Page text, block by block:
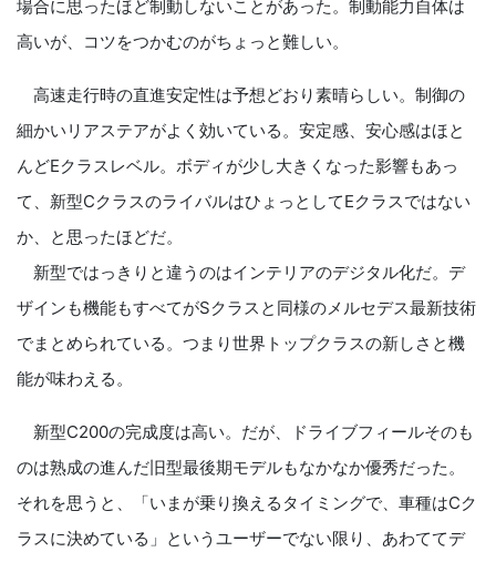
場合に思ったほど制動しないことがあった。制動能力自体は
高いが、コツをつかむのがちょっと難しい。
高速走行時の直進安定性は予想どおり素晴らしい。制御の
細かいリアステアがよく効いている。安定感、安心感はほと
んどEクラスレベル。ボディが少し大きくなった影響もあっ
て、新型CクラスのライバルはひょっとしてEクラスではない
か、と思ったほどだ。
新型ではっきりと違うのはインテリアのデジタル化だ。デ
ザインも機能もすべてがSクラスと同様のメルセデス最新技術
でまとめられている。つまり世界トップクラスの新しさと機
能が味わえる。
新型C200の完成度は高い。だが、ドライブフィールそのも
のは熟成の進んだ旧型最後期モデルもなかなか優秀だった。
それを思うと、「いまが乗り換えるタイミングで、車種はCク
ラスに決めている」というユーザーでない限り、あわててデ